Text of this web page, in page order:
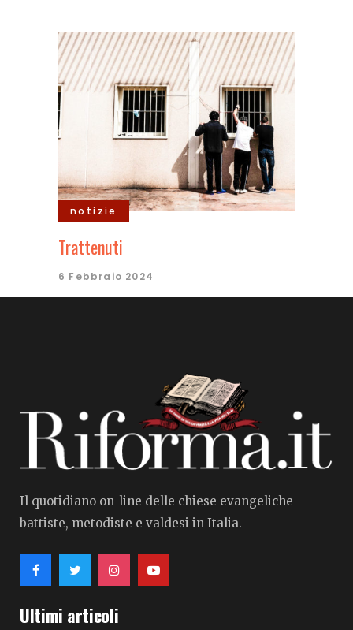
notizie
Trattenuti
6 Febbraio 2024
Il quotidiano on-line delle chiese evangeliche
battiste, metodiste e valdesi in Italia.
Ultimi articoli